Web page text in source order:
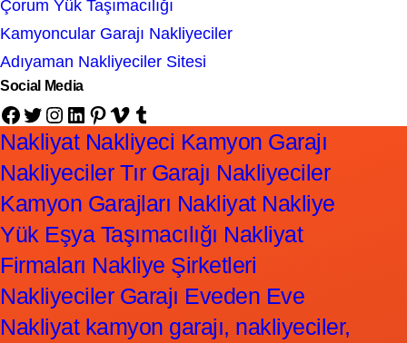
Çorum Yük Taşımacılığı
Kamyoncular Garajı Nakliyeciler
Adıyaman Nakliyeciler Sitesi
Social Media
Facebook Twitter Instagram LinkedIn Pinterest Vimeo Tumblr
Nakliyat Nakliyeci Kamyon Garajı
Nakliyeciler Tır Garajı Nakliyeciler
Kamyon Garajları Nakliyat Nakliye
Yük Eşya Taşımacılığı Nakliyat
Firmaları Nakliye Şirketleri
Nakliyeciler Garajı Eveden Eve
Nakliyat kamyon garajı, nakliyeciler,